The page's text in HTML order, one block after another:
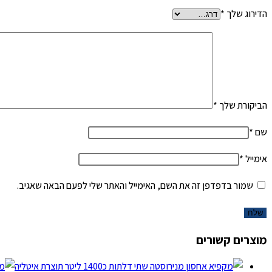
הדירוג שלך*
הביקורת שלך*
שם*
אימייל*
שמור בדפדפן זה את השם, האימייל והאתר שלי לפעם הבאה שאגיב.
מוצרים קשורים